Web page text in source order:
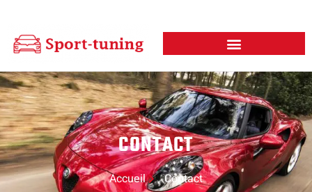
CONTACT
Accueil Contact